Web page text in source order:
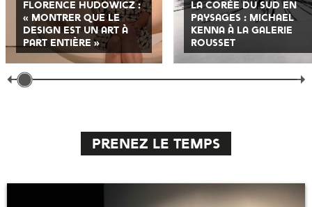
Arts vivants
Arts de rue
Cirque
Danse
Comédie musicale
Arts visuels
Arts plastiques
Photographie
Jeu vidéo
Film
Florence Hudowicz :
« montrer que le
design est un art à
part entière »
La Corée du Sud en
paysages : Michael
Kenna à la galerie
Rousset
Prenez le temps